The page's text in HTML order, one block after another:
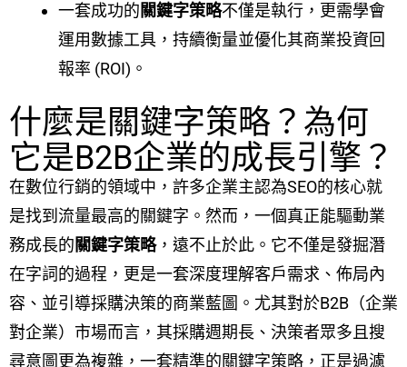
一套成功的關鍵字策略不僅是執行，更需學會
運用數據工具，持續衡量並優化其商業投資回
報率 (ROI)。
什麼是關鍵字策略？為何
它是B2B企業的成長引擎？
在數位行銷的領域中，許多企業主認為SEO的核心就
是找到流量最高的關鍵字。然而，一個真正能驅動業
務成長的關鍵字策略，遠不止於此。它不僅是發掘潛
在字詞的過程，更是一套深度理解客戶需求、佈局內
容、並引導採購決策的商業藍圖。尤其對於B2B（企業
對企業）市場而言，其採購週期長、決策者眾多且搜
尋意圖更為複雜，一套精準的關鍵字策略，正是過濾